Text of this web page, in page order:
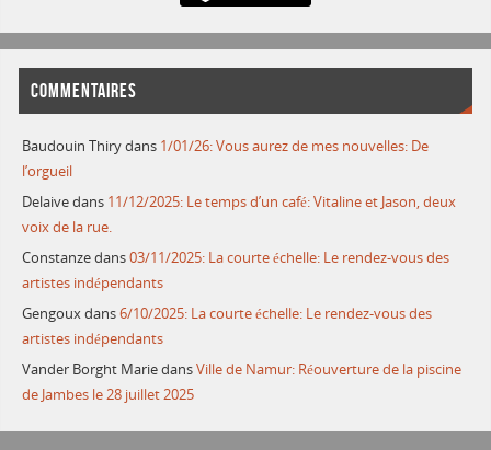
COMMENTAIRES
Baudouin Thirydans 1/01/26: Vous aurez de mes nouvelles: De
l’orgueil
Delaivedans 11/12/2025: Le temps d’un café: Vitaline et Jason, deux
voix de la rue.
Constanzedans03/11/2025: La courte échelle: Le rendez-vous des
artistes indépendants
Gengouxdans6/10/2025: La courte échelle: Le rendez-vous des
artistes indépendants
Vander Borght MariedansVille de Namur: Réouverture de la piscine
de Jambes le 28 juillet 2025